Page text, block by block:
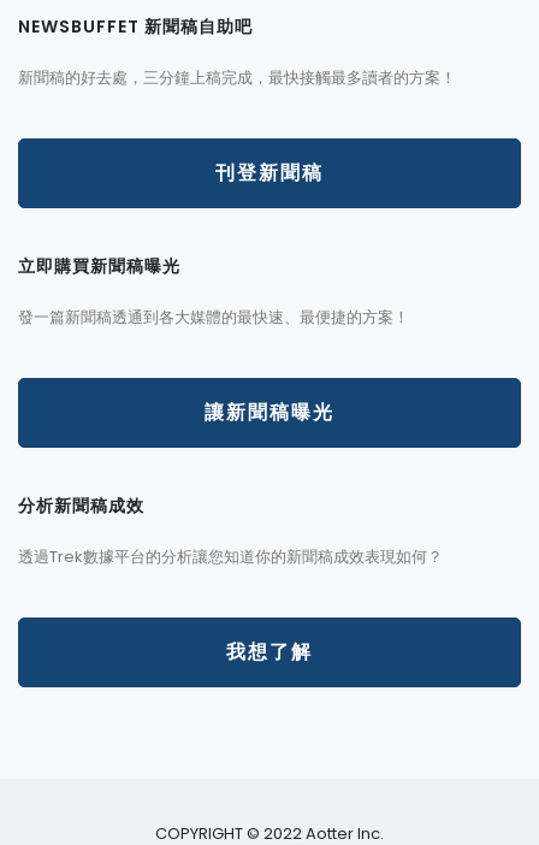
NEWSBUFFET 新聞稿自助吧
新聞稿的好去處，三分鐘上稿完成，最快接觸最多讀者的方案！
刊登新聞稿
立即購買新聞稿曝光
發一篇新聞稿透通到各大媒體的最快速、最便捷的方案！
讓新聞稿曝光
分析新聞稿成效
透過Trek數據平台的分析讓您知道你的新聞稿成效表現如何？
我想了解
COPYRIGHT © 2022 Aotter Inc.